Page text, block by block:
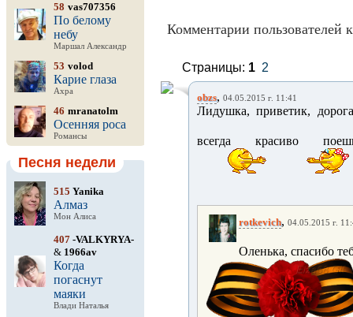
58 vas707356
По белому
небу
Маршал Александр
53 volod
Карие глаза
Ахра
46 mranatolm
Осенняя роса
Романсы
Песня недели
515 Yanika
Алмаз
Мон Алиса
407 -VALKYRYA-
& 1966av
Когда
погаснут
маяки
Влади Наталья
Комментарии пользователей
Страницы: 1 2
obzs, 04.05.2015 г. 11:41
Лидушка, приветик,
всегда красиво
rotkevich, 04.05.2015 г.
Оленька, спасибо